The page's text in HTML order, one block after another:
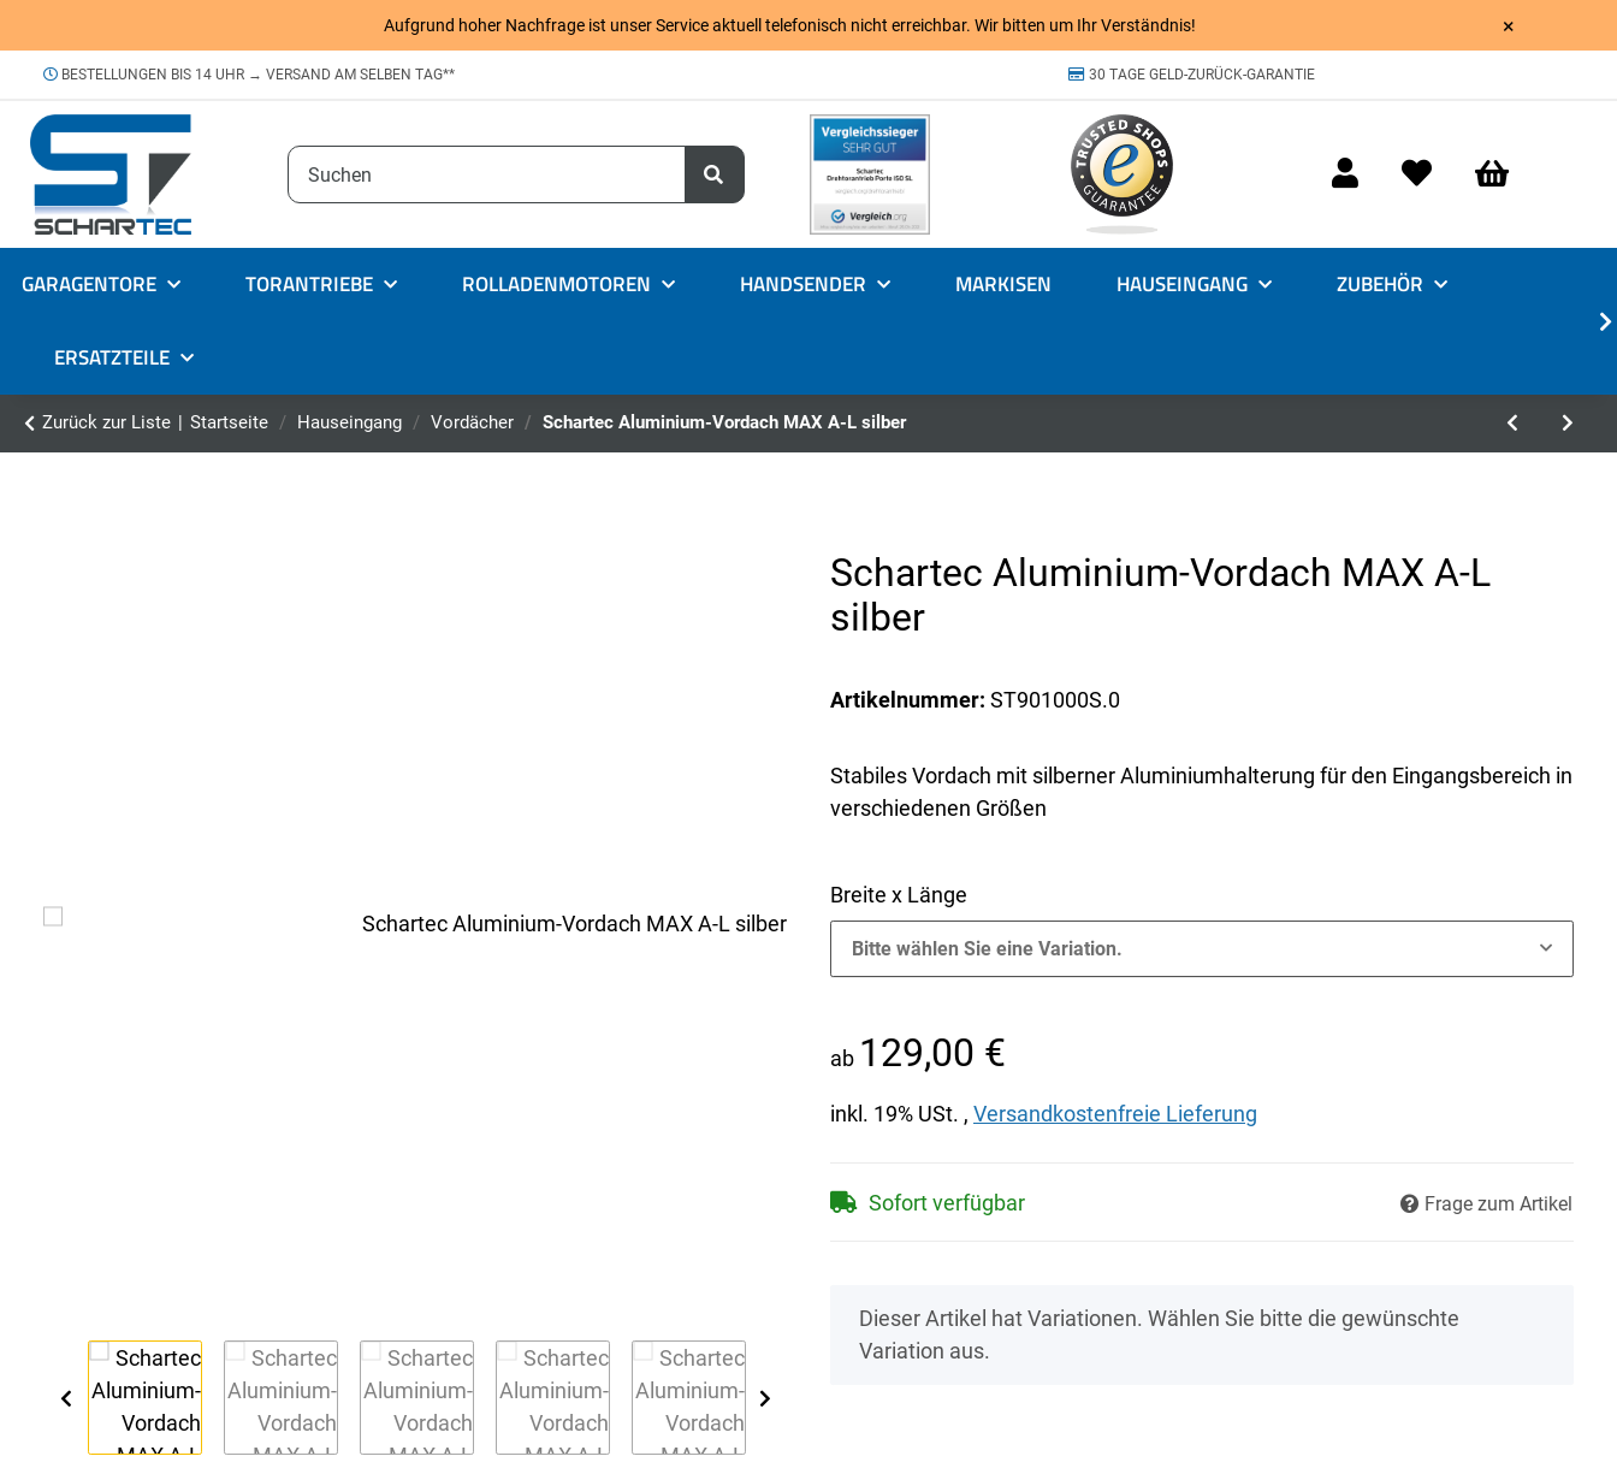
Aufgrund hoher Nachfrage ist unser Service aktuell telefonisch nicht erreichbar. Wir bitten um Ihr Verständnis! ×
BESTELLUNGEN BIS 14 UHR → VERSAND AM SELBEN TAG** 30 TAGE GELD-ZURÜCK-GARANTIE
GARAGENTORE TORANTRIEBE ROLLADENMOTOREN HANDSENDER MARKISEN HAUSEINGANG ZUBEHÖR
ERSATZTEILE
Zurück zur Liste Startseite Hauseingang Vordächer Schartec Aluminium-Vordach MAX A-L silber
Schartec Aluminium-Vordach MAX A-L
silber
Artikelnummer: ST901000S.0
Stabiles Vordach mit silberner Aluminiumhalterung für den Eingangsbereich in
verschiedenen Größen
Breite x Länge
Bitte wählen Sie eine Variation.
ab 129,00 €
inkl. 19% USt. , Versandkostenfreie Lieferung
Sofort verfügbar Frage zum Artikel
x
Dieser Artikel hat Variationen. Wählen Sie bitte die gewünschte
Variation aus.